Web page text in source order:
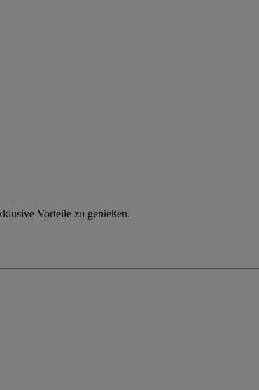
Vorteile zu genießen.